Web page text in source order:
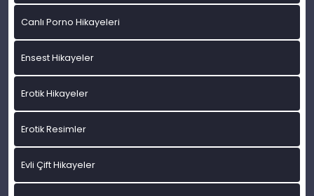
Canlı Porno Hikayeleri
Ensest Hikayeler
Erotik Hikayeler
Erotik Resimler
Evli Çift Hikayeler